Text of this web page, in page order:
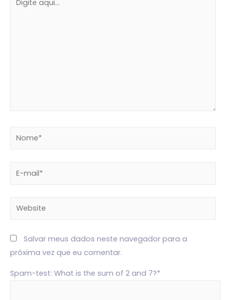
aqui...
Nome*
Website
Salvar meus dados neste navegador para a
próxima vez que eu comentar.
Spam-test: What is the sum of 2 and 7?*